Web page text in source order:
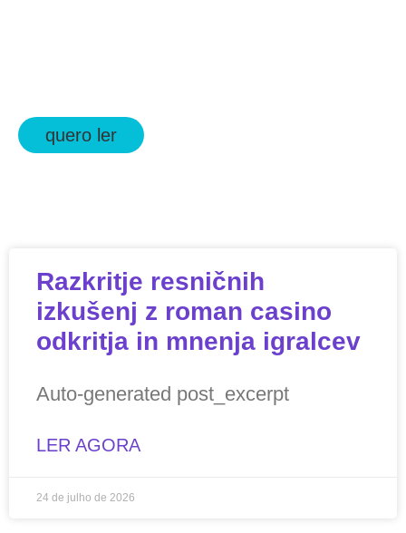
quero ler
Razkritje resničnih
izkušenj z roman casino
odkritja in mnenja igralcev
Auto-generated post_excerpt
LER AGORA
24 de julho de 2026